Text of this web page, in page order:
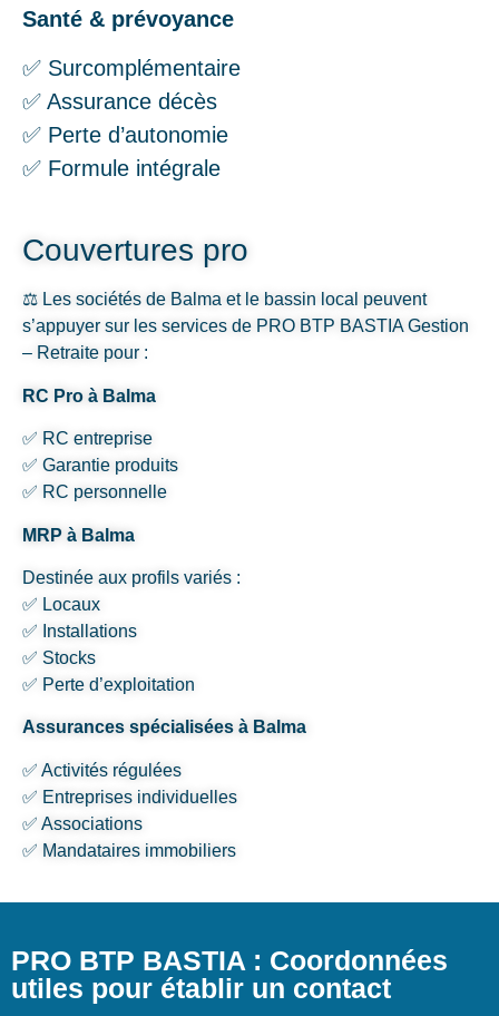
Santé & prévoyance
✅ Surcomplémentaire
✅ Assurance décès
✅ Perte d’autonomie
✅ Formule intégrale
Couvertures pro
⚖️ Les sociétés de Balma et le bassin local peuvent
s’appuyer sur les services de PRO BTP BASTIA Gestion
– Retraite pour :
RC Pro à Balma
✅ RC entreprise
✅ Garantie produits
✅ RC personnelle
MRP à Balma
Destinée aux profils variés :
✅ Locaux
✅ Installations
✅ Stocks
✅ Perte d’exploitation
Assurances spécialisées à Balma
✅ Activités régulées
✅ Entreprises individuelles
✅ Associations
✅ Mandataires immobiliers
PRO BTP BASTIA : Coordonnées
utiles pour établir un contact